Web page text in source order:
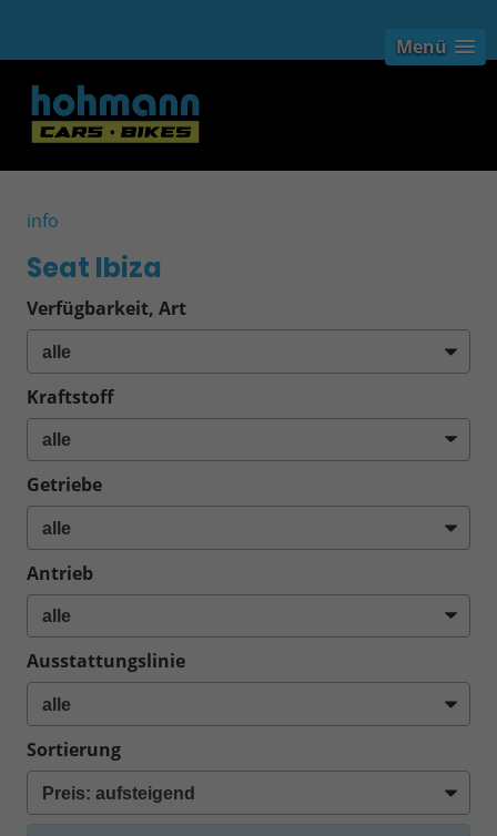
Menü
info
Seat Ibiza
Verfügbarkeit, Art
Kraftstoff
Getriebe
Antrieb
Ausstattungslinie
Sortierung